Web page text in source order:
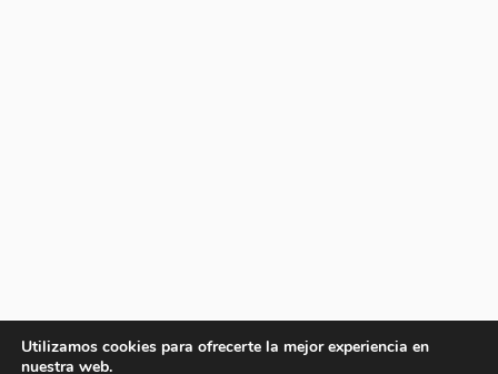
Utilizamos cookies para ofrecerte la mejor experiencia en
nuestra web.